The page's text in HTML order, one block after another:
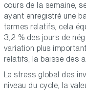
cours de la semaine,
ayant enregistré une
termes relatifs, cela
3,2 % des jours de
variation plus
relatifs, la baisse des
Le stress global des
niveau du cycle, la